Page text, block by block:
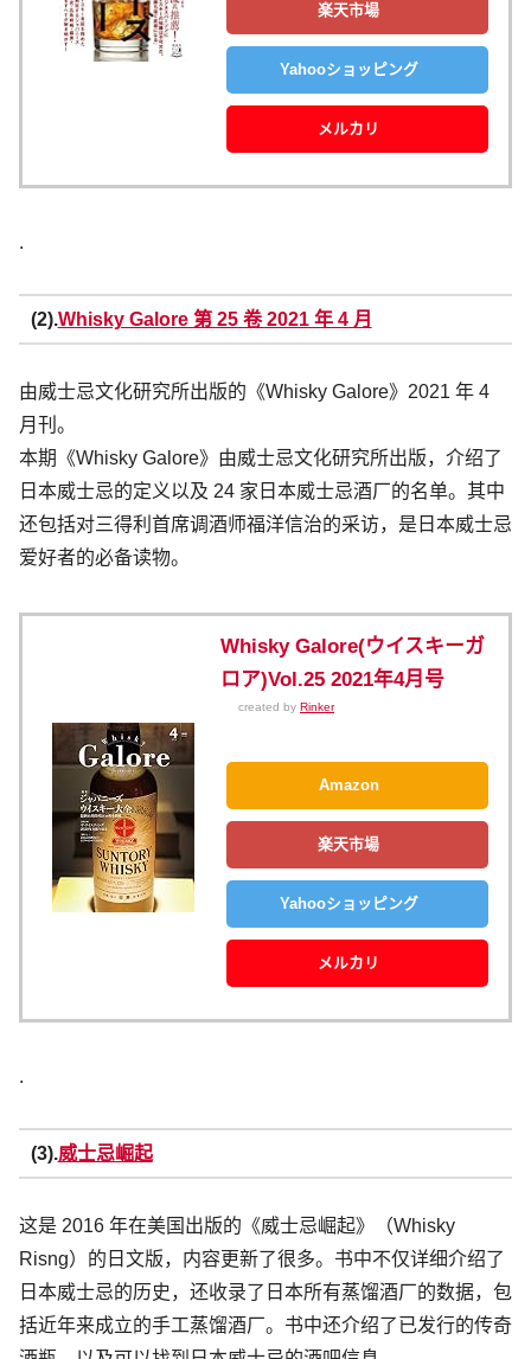
楽天市場
Yahooショッピング
メルカリ
.
(2).Whisky Galore 第 25 卷 2021 年 4 月
由威士忌文化研究所出版的《Whisky Galore》2021 年 4
月刊。
本期《Whisky Galore》由威士忌文化研究所出版，介绍了
日本威士忌的定义以及 24 家日本威士忌酒厂的名单。其中
还包括对三得利首席调酒师福洋信治的采访，是日本威士忌
爱好者的必备读物。
Whisky Galore(ウイスキーガ
ロア)Vol.25 2021年4月号
created by Rinker
Amazon
楽天市場
Yahooショッピング
メルカリ
.
(3).威士忌崛起
这是 2016 年在美国出版的《威士忌崛起》（Whisky
Risng）的日文版，内容更新了很多。书中不仅详细介绍了
日本威士忌的历史，还收录了日本所有蒸馏酒厂的数据，包
括近年来成立的手工蒸馏酒厂。书中还介绍了已发行的传奇